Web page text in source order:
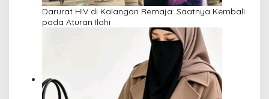
Darurat HIV di Kalangan Remaja: Saatnya Kembali
pada Aturan Ilahi